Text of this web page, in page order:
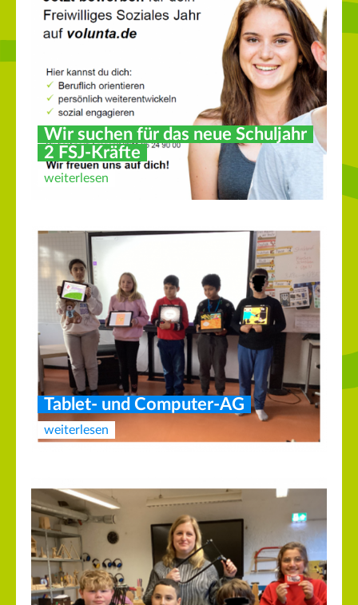
Wir suchen für das neue Schuljahr
2 FSJ-Kräfte
weiterlesen
Tablet- und Computer-AG
weiterlesen